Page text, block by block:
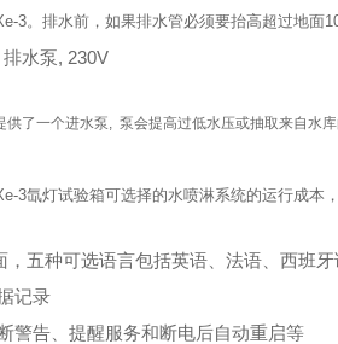
3。排水前，如果排水管必须要抬高超过地面
水泵, 230V
供了一个进水泵, 泵会提高过低水压或抽取来自水
3氙灯试验箱可选择的水喷淋系统的运行成本
，五种可选语言包括英语、法语、西班
记录
警告、提醒服务和断电后自动重启等